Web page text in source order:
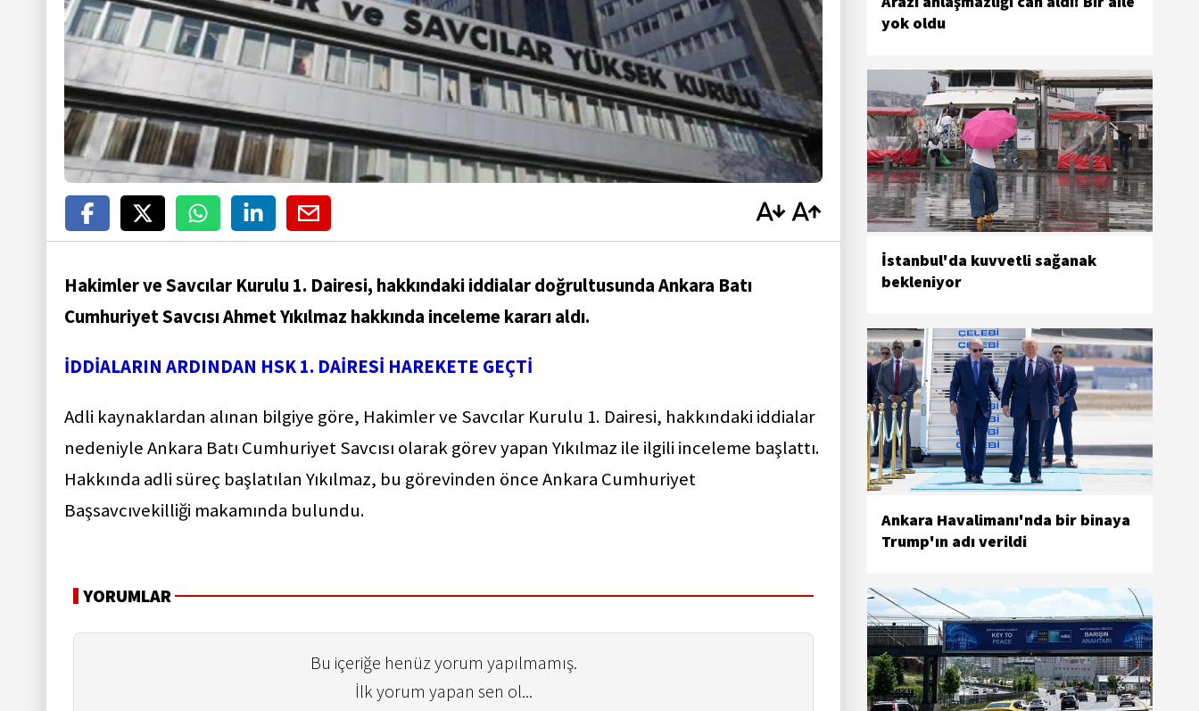
Hakimler ve Savcılar Kurulu 1. Dairesi, hakkındaki iddialar doğrultusunda Ankara Batı
Cumhuriyet Savcısı Ahmet Yıkılmaz hakkında inceleme kararı aldı.
İDDİALARIN ARDINDAN HSK 1. DAİRESİ HAREKETE GEÇTİ
Adli kaynaklardan alınan bilgiye göre, Hakimler ve Savcılar Kurulu 1. Dairesi, hakkındaki iddialar
nedeniyle Ankara Batı Cumhuriyet Savcısı olarak görev yapan Yıkılmaz ile ilgili inceleme başlattı.
Hakkında adli süreç başlatılan Yıkılmaz, bu görevinden önce Ankara Cumhuriyet
Başsavcıvekilliği makamında bulundu.
YORUMLAR
Bu içeriğe henüz yorum yapılmamış.
İlk yorum yapan sen ol...
yok oldu
İstanbul'da kuvvetli sağanak
bekleniyor
Ankara Havalimanı'nda bir binaya
Trump'ın adı verildi